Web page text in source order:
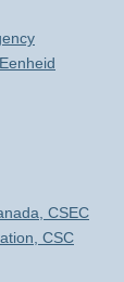
CSEC
CSC